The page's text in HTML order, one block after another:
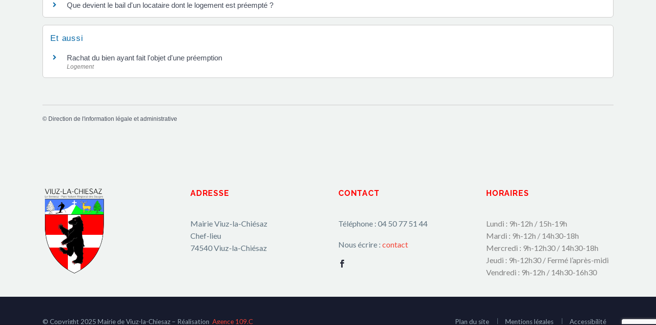
Que devient le bail d'un locataire dont le logement est préempté ?
Et aussi
Rachat du bien ayant fait l'objet d'une préemption
Logement
© Direction de l'information légale et administrative
ADRESSE
Mairie Viuz-la-Chiésaz
Chef-lieu
74540 Viuz-la-Chiésaz
CONTACT
Téléphone : 04 50 77 51 44
Nous écrire : contact
HORAIRES
Lundi : 9h-12h / 15h-19h
Mardi : 9h-12h / 14h30-18h
Mercredi : 9h-12h30 / 14h30-18h
Jeudi : 9h-12h30 / Fermé l’après-midi
Vendredi : 9h-12h / 14h30-16h30
© Copyright 2025 Mairie de Viuz-la-Chiesaz – Réalisation Agence 109.C Plan du site Mentions légales Accessibilité